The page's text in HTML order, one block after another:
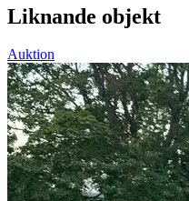
Liknande objekt
Auktion